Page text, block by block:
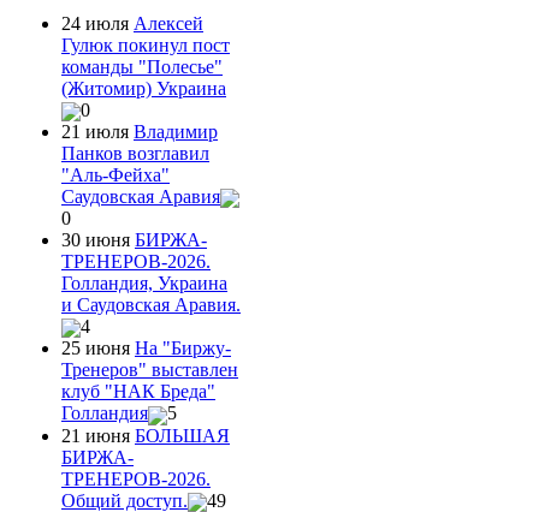
24 июля Алексей
Гулюк покинул пост
команды "Полесье"
(Житомир) Украина
0
21 июля Владимир
Панков возглавил
"Аль-Фейха"
Саудовская Аравия
0
30 июня БИРЖА-
ТРЕНЕРОВ-2026.
Голландия, Украина
и Саудовская Аравия.
4
25 июня На "Биржу-
Тренеров" выставлен
клуб "НАК Бреда"
Голландия
5
21 июня БОЛЬШАЯ
БИРЖА-
ТРЕНЕРОВ-2026.
Общий доступ.
49